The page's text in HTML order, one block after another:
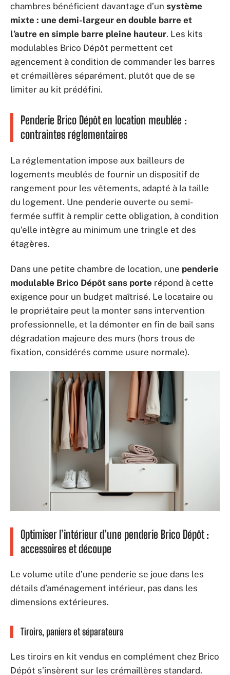
chambres bénéficient davantage d’un système
mixte : une demi-largeur en double barre et
l’autre en simple barre pleine hauteur. Les kits
modulables Brico Dépôt permettent cet
agencement à condition de commander les barres
et crémaillères séparément, plutôt que de se
limiter au kit prédéfini.
Penderie Brico Dépôt en location meublée :
contraintes réglementaires
La réglementation impose aux bailleurs de
logements meublés de fournir un dispositif de
rangement pour les vêtements, adapté à la taille
du logement. Une penderie ouverte ou semi-
fermée suffit à remplir cette obligation, à condition
qu’elle intègre au minimum une tringle et des
étagères.
Dans une petite chambre de location, une penderie
modulable Brico Dépôt sans porte répond à cette
exigence pour un budget maîtrisé. Le locataire ou
le propriétaire peut la monter sans intervention
professionnelle, et la démonter en fin de bail sans
dégradation majeure des murs (hors trous de
fixation, considérés comme usure normale).
Optimiser l’intérieur d’une penderie Brico Dépôt :
accessoires et découpe
Le volume utile d’une penderie se joue dans les
détails d’aménagement intérieur, pas dans les
dimensions extérieures.
Tiroirs, paniers et séparateurs
Les tiroirs en kit vendus en complément chez Brico
Dépôt s’insèrent sur les crémaillères standard.